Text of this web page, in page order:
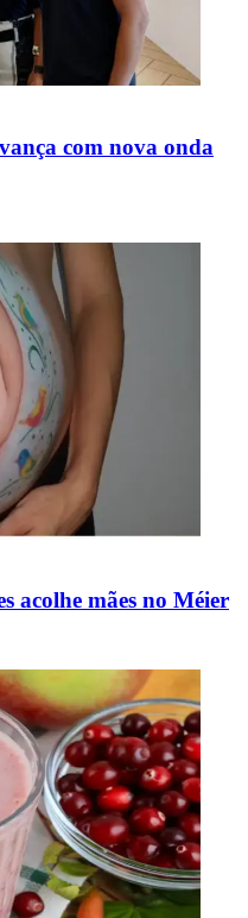
com nova onda
acolhe mães no Méier